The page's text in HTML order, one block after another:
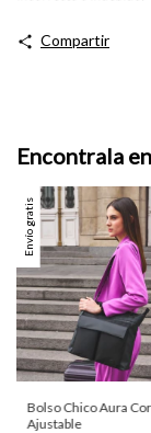
Compartir
Encontrala
Envío gratis
Bolso Chico Aura
Ajustable